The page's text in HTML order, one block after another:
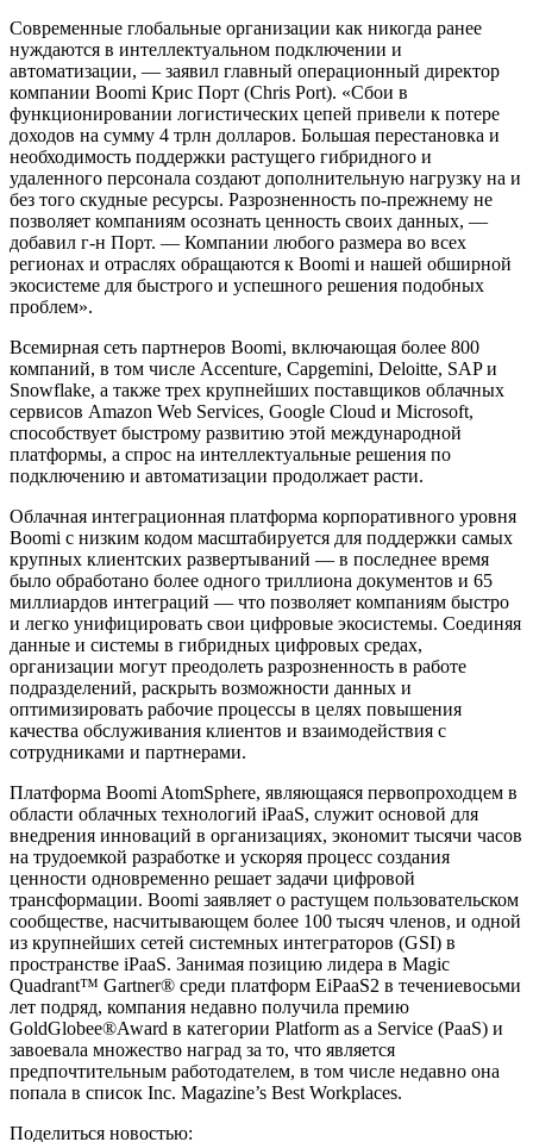
Современные глобальные организации как никогда ранее
нуждаются в интеллектуальном подключении и
автоматизации, — заявил главный операционный директор
компании Boomi Крис Порт (Chris Port). «Сбои в
функционировании логистических цепей привели к потере
доходов на сумму 4 трлн долларов. Большая перестановка и
необходимость поддержки растущего гибридного и
удаленного персонала создают дополнительную нагрузку на и
без того скудные ресурсы. Разрозненность по-прежнему не
позволяет компаниям осознать ценность своих данных, —
добавил г-н Порт. — Компании любого размера во всех
регионах и отраслях обращаются к Boomi и нашей обширной
экосистеме для быстрого и успешного решения подобных
проблем».
Всемирная сеть партнеров Boomi, включающая более 800
компаний, в том числе Accenture, Capgemini, Deloitte, SAP и
Snowflake, а также трех крупнейших поставщиков облачных
сервисов Amazon Web Services, Google Сloud и Microsoft,
способствует быстрому развитию этой международной
платформы, а спрос на интеллектуальные решения по
подключению и автоматизации продолжает расти.
Облачная интеграционная платформа корпоративного уровня
Boomi с низким кодом масштабируется для поддержки самых
крупных клиентских развертываний — в последнее время
было обработано более одного триллиона документов и 65
миллиардов интеграций — что позволяет компаниям быстро
и легко унифицировать свои цифровые экосистемы. Соединяя
данные и системы в гибридных цифровых средах,
организации могут преодолеть разрозненность в работе
подразделений, раскрыть возможности данных и
оптимизировать рабочие процессы в целях повышения
качества обслуживания клиентов и взаимодействия с
сотрудниками и партнерами.
Платформа Boomi AtomSphere, являющаяся первопроходцем в
области облачных технологий iPaaS, служит основой для
внедрения инноваций в организациях, экономит тысячи часов
на трудоемкой разработке и ускоряя процесс создания
ценности одновременно решает задачи цифровой
трансформации. Boomi заявляет о растущем пользовательском
сообществе, насчитывающем более 100 тысяч членов, и одной
из крупнейших сетей системных интеграторов (GSI) в
пространстве iPaaS. Занимая позицию лидера в Magic
Quadrant™ Gartner® среди платформ EiPaaS2 в течениевосьми
лет подряд, компания недавно получила премию
GoldGlobee®Award в категории Platform as a Service (PaaS) и
завоевала множество наград за то, что является
предпочтительным работодателем, в том числе недавно она
попала в список Inc. Magazine’s Best Workplaces.
Поделиться новостью: